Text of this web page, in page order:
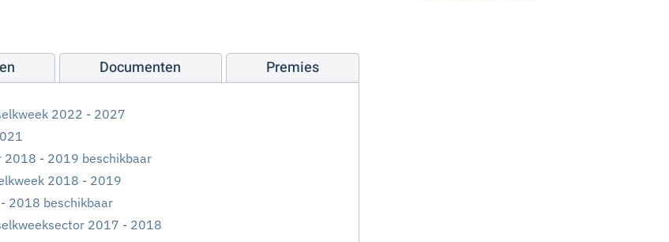
Documenten Premies
2022 - 2027
2018 - 2019 beschikbaar
2018 - 2019
2018 beschikbaar
2017 - 2018